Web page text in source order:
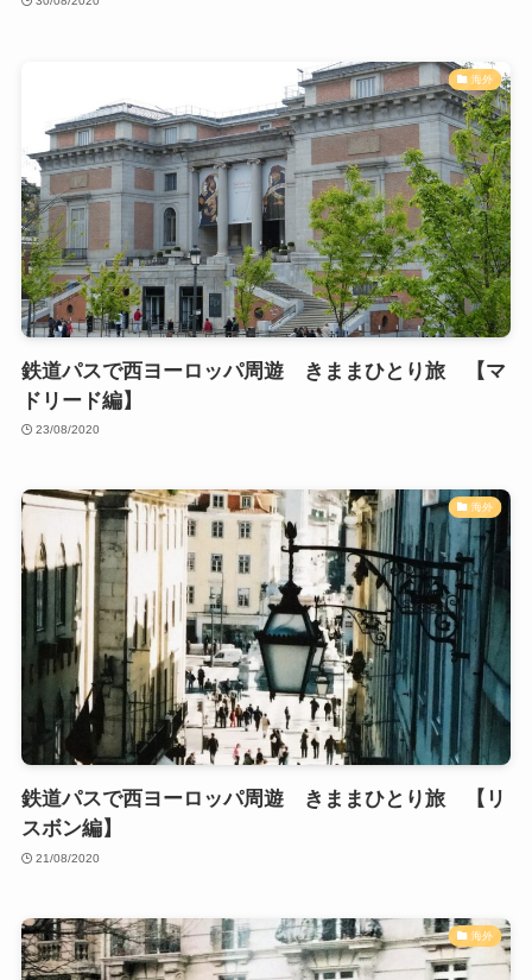
海外
鉄道パスで西ヨーロッパ周遊 きままひとり旅 【マ
ドリード編】
23/08/2020
海外
鉄道パスで西ヨーロッパ周遊 きままひとり旅 【リ
スボン編】
21/08/2020
海外